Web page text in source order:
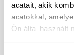
adatait, akik
adatokkal,
Ön által használt